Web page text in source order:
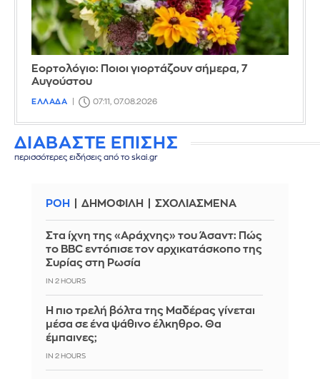
Εορτολόγιο: Ποιοι γιορτάζουν σήμερα, 7
Αυγούστου
ΕΛΛΑΔΑ 07:11, 07.08.2026
ΔΙΑΒΑΣΤΕ ΕΠΙΣΗΣ
περισσότερες ειδήσεις από το skai.gr
ΡΟΗ ΔΗΜΟΦΙΛΗ ΣΧΟΛΙΑΣΜΕΝΑ
Στα ίχνη της «Αράχνης» του Άσαντ: Πώς
το BBC εντόπισε τον αρχικατάσκοπο της
Συρίας στη Ρωσία
IN 2 HOURS
Η πιο τρελή βόλτα της Μαδέρας γίνεται
μέσα σε ένα ψάθινο έλκηθρο. Θα
έμπαινες;
IN 2 HOURS